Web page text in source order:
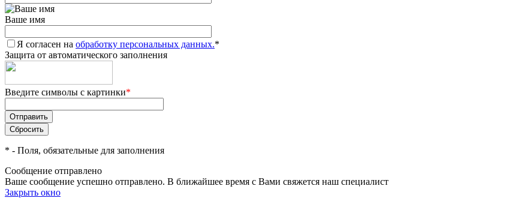
Ваше имя
Я согласен на обработку персональных данных.*
Защита от автоматического заполнения
Введите символы с картинки*
* - Поля, обязательные для заполнения
Сообщение отправлено
Ваше сообщение успешно отправлено. В ближайшее время с Вами свяжется наш специалист
Закрыть окно